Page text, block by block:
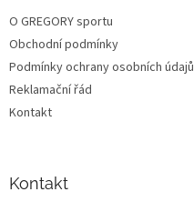
O GREGORY sportu
Obchodní podmínky
Podmínky ochrany osobních údajů
Reklamační řád
Kontakt
Kontakt